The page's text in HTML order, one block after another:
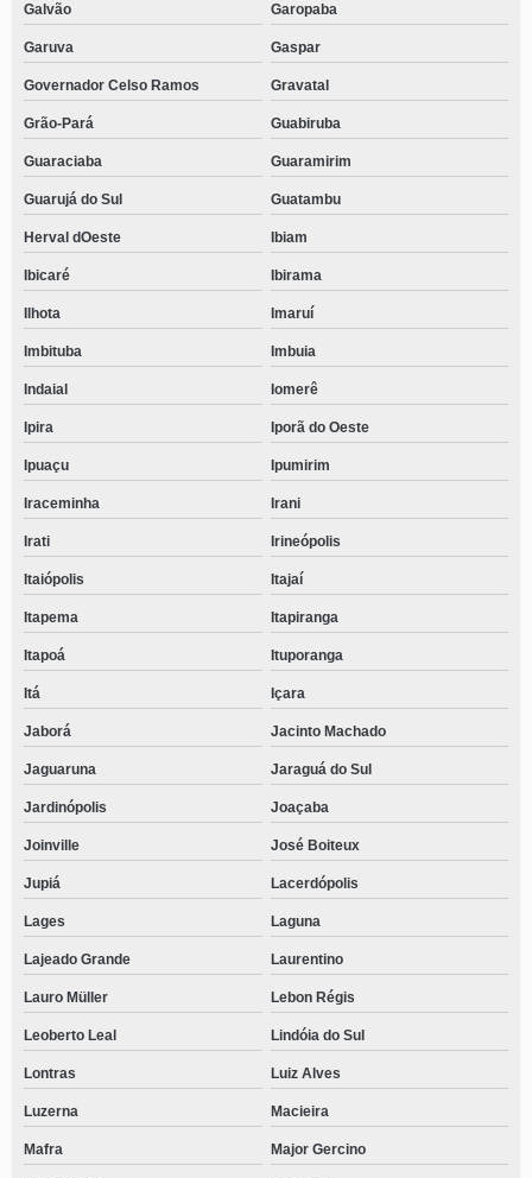
Galvão Garopaba
Garuva Gaspar
Governador Celso Ramos Gravatal
Grão-Pará Guabiruba
Guaraciaba Guaramirim
Guarujá do Sul Guatambu
Herval dOeste Ibiam
Ibicaré Ibirama
Ilhota Imaruí
Imbituba Imbuia
Indaial Iomerê
Ipira Iporã do Oeste
Ipuaçu Ipumirim
Iraceminha Irani
Irati Irineópolis
Itaiópolis Itajaí
Itapema Itapiranga
Itapoá Ituporanga
Itá Içara
Jaborá Jacinto Machado
Jaguaruna Jaraguá do Sul
Jardinópolis Joaçaba
Joinville José Boiteux
Jupiá Lacerdópolis
Lages Laguna
Lajeado Grande Laurentino
Lauro Müller Lebon Régis
Leoberto Leal Lindóia do Sul
Lontras Luiz Alves
Luzerna Macieira
Mafra Major Gercino